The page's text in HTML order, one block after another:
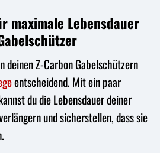
maximale Lebensdauer
deinen Z-Carbon Gabelschützern
entscheidend. Mit ein paar
du die Lebensdauer deiner
und sicherstellen, dass sie